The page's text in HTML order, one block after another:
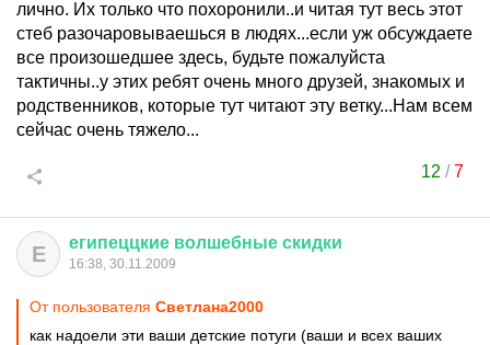
лично. Их только что похоронили..и читая тут весь этот
стеб разочаровываешься в людях...если уж обсуждаете
все произошедшее здесь, будьте пожалуйста
тактичны..у этих ребят очень много друзей, знакомых и
родственников, которые тут читают эту ветку...Нам всем
сейчас очень тяжело...
12 /7
Е египеццкие волшебные скидки
16:38, 30.11.2009
От пользователя Cвeтлaнa2000
как надоели эти ваши детские потуги (ваши и всех ваших